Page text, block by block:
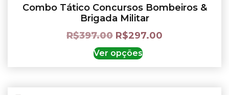
Combo Tático Concursos Bombeiros &
Brigada Militar
R$397.00 R$297.00
Ver opções